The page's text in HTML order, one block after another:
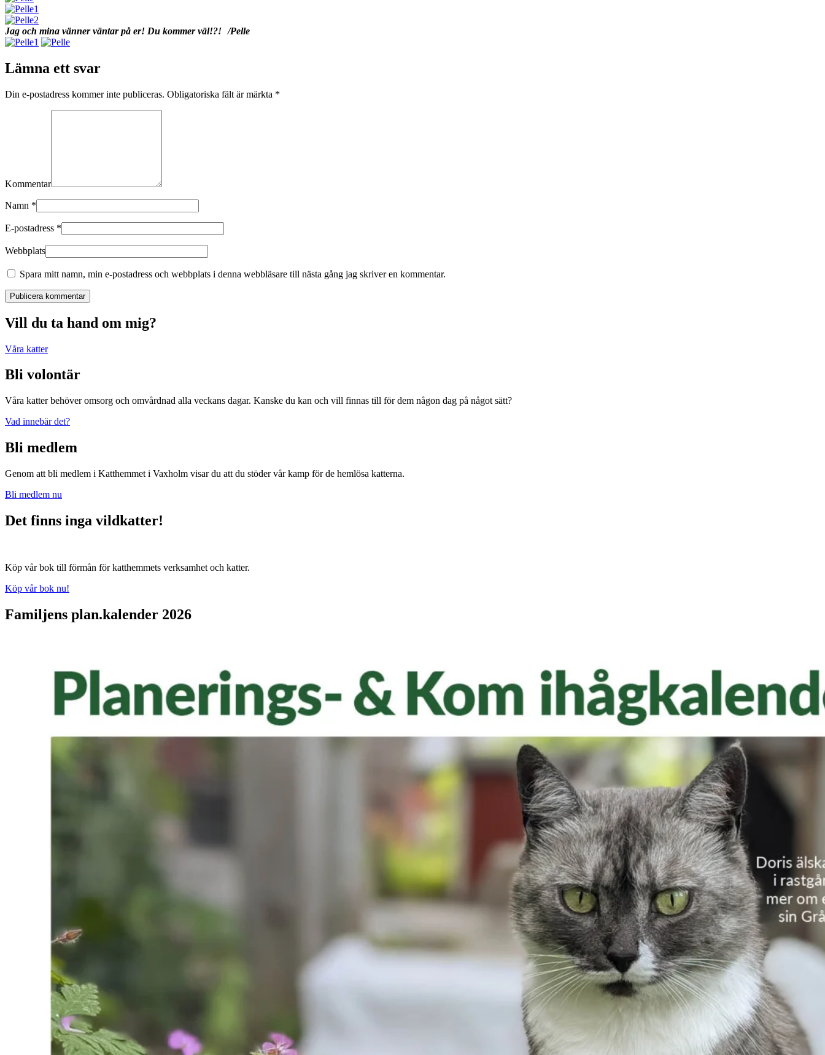
Jag och mina vänner väntar på er! Du kommer väl!?! /Pelle
Lämna ett svar
Din e-postadress kommer inte publiceras. Obligatoriska fält är märkta *
Kommentar
Namn *
E-postadress *
Webbplats
Spara mitt namn, min e-postadress och webbplats i denna webbläsare till nästa gång jag skriver en kommentar.
Publicera kommentar
Vill du ta hand om mig?
Våra katter
Bli volontär
Våra katter behöver omsorg och omvårdnad alla veckans dagar. Kanske du kan och vill finnas till för dem någon dag på något sätt?
Vad innebär det?
Bli medlem
Genom att bli medlem i Katthemmet i Vaxholm visar du att du stöder vår kamp för de hemlösa katterna.
Bli medlem nu
Det finns inga vildkatter!
Köp vår bok till förmån för katthemmets verksamhet och katter.
Köp vår bok nu!
Familjens plan.kalender 2026